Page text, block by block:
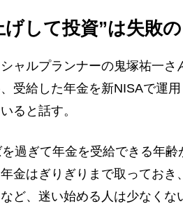
げして投資”は失敗
ャルプランナーの鬼塚祐一さ
受給した年金を新NISAで運
ると話す。
を過ぎて年金を受給できる年
金はぎりぎりまで取ってお
ど、迷い始める人は少なくな